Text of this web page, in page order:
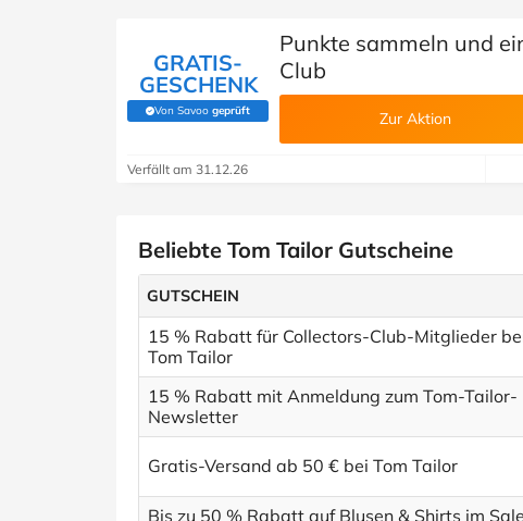
GRATIS-
GESCHENK
Von Savoo geprüft
(Von Savoo geprüft)
Punkte sammeln und
Club
Zur Aktion
Verfällt am 31.12.26
Beliebte Tom Tailor Gutscheine
GUTSCHEIN
15 % Rabatt für Collectors-Club-Mitglieder
Tom Tailor
15 % Rabatt mit Anmeldung zum Tom-Tailor-
Newsletter
Gratis-Versand ab 50 € bei Tom Tailor
Bis zu 50 % Rabatt auf Blusen & Shirts im Sale